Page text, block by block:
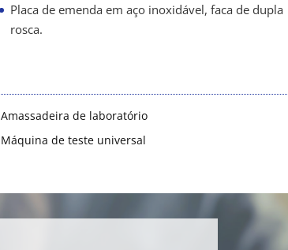
Placa de emenda em aço inoxidável, faca de dupla
rosca.
Amassadeira de laboratório
Máquina de teste universal